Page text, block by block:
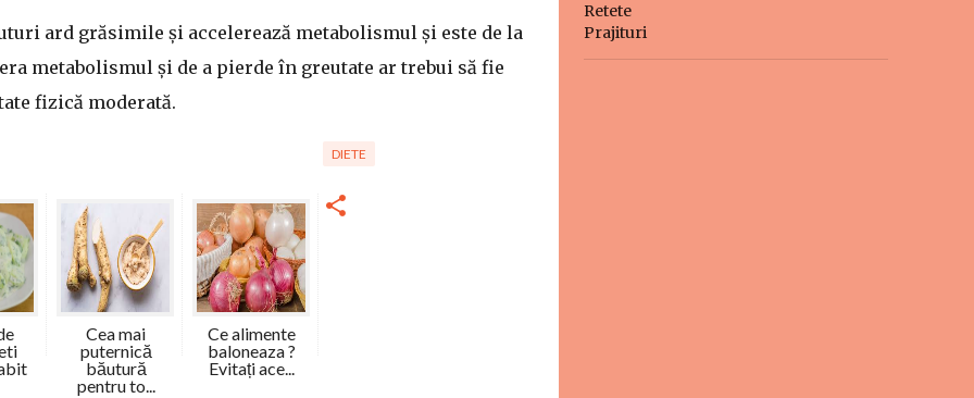
ard grăsimile și accelerează metabolismul și este de la
metabolismul și de a pierde în greutate ar trebui să fie
fizică moderată.
Cea mai
puternică
băutură
pentru to...
Ce alimente
baloneaza ?
Evitați ace...
DIETE
Retete
Prajituri